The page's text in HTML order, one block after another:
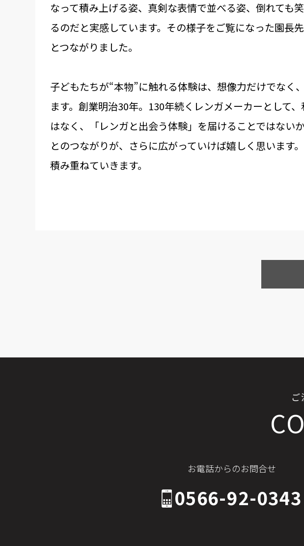
なって積み上げる姿、真剣な表情で並べる姿、倒れても
るのだと実感しています。その様子をご覧になった園長
とつながりました。
子どもたちが“本物”に触れる体験は、想像力だけでな
ます。創業明治30年。130年続くレンガメーカーとして
はなく、「レンガと出会う体験」を届けることではない
とのつながりが、さらに広がっていけば嬉しく思います
積み重ねていきます。
ご
お電話からのお問合せ
0566-92-0343